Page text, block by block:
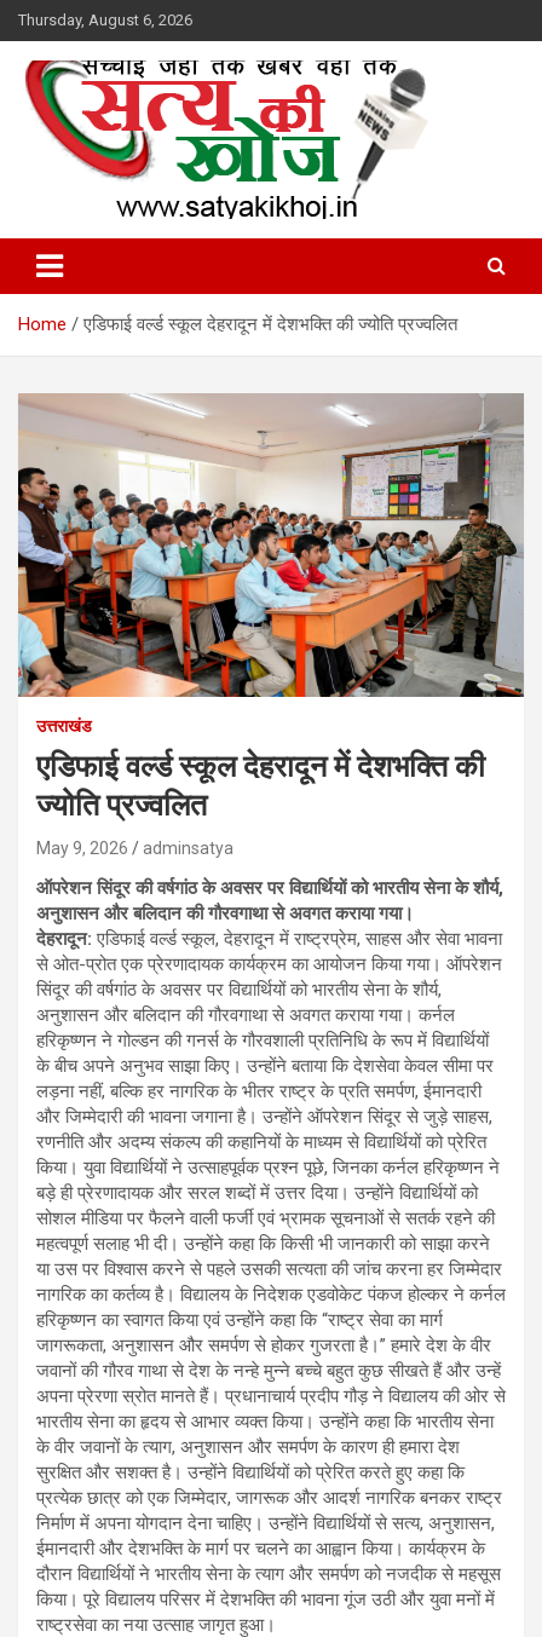
Skip
to
content
Thursday, August 6, 2026
Satya Ki Khoj
Home एडिफाई वर्ल्ड स्कूल देहरादून में देशभक्ति की ज्योति प्रज्वलित
उत्तराखंड
एडिफाई वर्ल्ड स्कूल देहरादून में देशभक्ति की
ज्योति प्रज्वलित
May 9, 2026 adminsatya
ऑपरेशन सिंदूर की वर्षगांठ के अवसर पर विद्यार्थियों को भारतीय सेना के शौर्य,
अनुशासन और बलिदान की गौरवगाथा से अवगत कराया गया।
देहरादून: एडिफाई वर्ल्ड स्कूल, देहरादून में राष्ट्रप्रेम, साहस और सेवा भावना
से ओत-प्रोत एक प्रेरणादायक कार्यक्रम का आयोजन किया गया। ऑपरेशन
सिंदूर की वर्षगांठ के अवसर पर विद्यार्थियों को भारतीय सेना के शौर्य,
अनुशासन और बलिदान की गौरवगाथा से अवगत कराया गया। कर्नल
हरिकृष्णन ने गोल्डन की गनर्स के गौरवशाली प्रतिनिधि के रूप में विद्यार्थियों
के बीच अपने अनुभव साझा किए। उन्होंने बताया कि देशसेवा केवल सीमा पर
लड़ना नहीं, बल्कि हर नागरिक के भीतर राष्ट्र के प्रति समर्पण, ईमानदारी
और जिम्मेदारी की भावना जगाना है। उन्होंने ऑपरेशन सिंदूर से जुड़े साहस,
रणनीति और अदम्य संकल्प की कहानियों के माध्यम से विद्यार्थियों को प्रेरित
किया। युवा विद्यार्थियों ने उत्साहपूर्वक प्रश्न पूछे, जिनका कर्नल हरिकृष्णन ने
बड़े ही प्रेरणादायक और सरल शब्दों में उत्तर दिया। उन्होंने विद्यार्थियों को
सोशल मीडिया पर फैलने वाली फर्जी एवं भ्रामक सूचनाओं से सतर्क रहने की
महत्वपूर्ण सलाह भी दी। उन्होंने कहा कि किसी भी जानकारी को साझा करने
या उस पर विश्वास करने से पहले उसकी सत्यता की जांच करना हर जिम्मेदार
नागरिक का कर्तव्य है। विद्यालय के निदेशक एडवोकेट पंकज होल्कर ने कर्नल
हरिकृष्णन का स्वागत किया एवं उन्होंने कहा कि “राष्ट्र सेवा का मार्ग
जागरूकता, अनुशासन और समर्पण से होकर गुजरता है।” हमारे देश के वीर
जवानों की गौरव गाथा से देश के नन्हे मुन्ने बच्चे बहुत कुछ सीखते हैं और उन्हें
अपना प्रेरणा स्रोत मानते हैं। प्रधानाचार्य प्रदीप गौड़ ने विद्यालय की ओर से
भारतीय सेना का हृदय से आभार व्यक्त किया। उन्होंने कहा कि भारतीय सेना
के वीर जवानों के त्याग, अनुशासन और समर्पण के कारण ही हमारा देश
सुरक्षित और सशक्त है। उन्होंने विद्यार्थियों को प्रेरित करते हुए कहा कि
प्रत्येक छात्र को एक जिम्मेदार, जागरूक और आदर्श नागरिक बनकर राष्ट्र
निर्माण में अपना योगदान देना चाहिए। उन्होंने विद्यार्थियों से सत्य, अनुशासन,
ईमानदारी और देशभक्ति के मार्ग पर चलने का आह्वान किया। कार्यक्रम के
दौरान विद्यार्थियों ने भारतीय सेना के त्याग और समर्पण को नजदीक से महसूस
किया। पूरे विद्यालय परिसर में देशभक्ति की भावना गूंज उठी और युवा मनों में
राष्ट्रसेवा का नया उत्साह जागृत हुआ।